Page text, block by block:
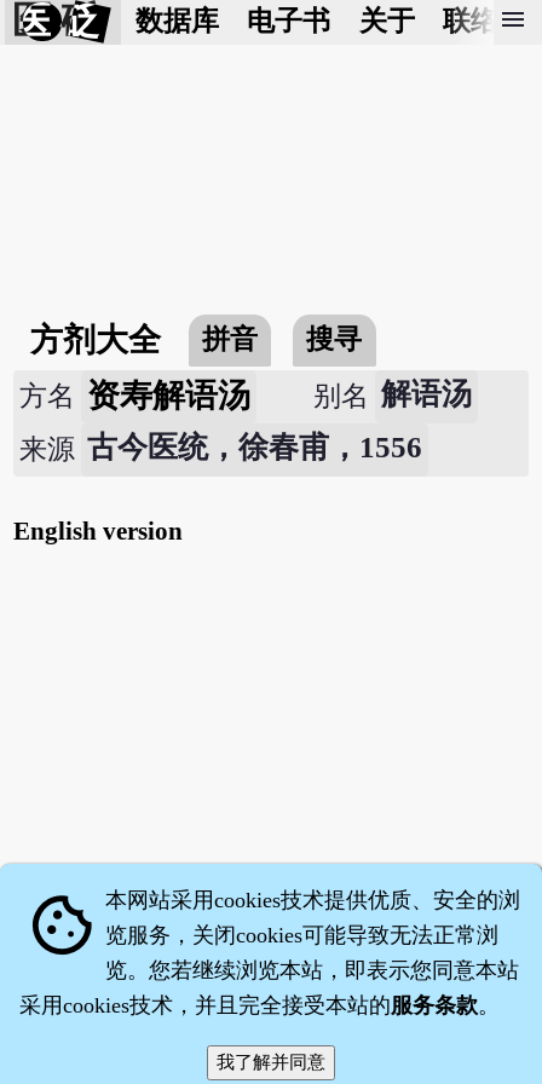
医 砭 数据库 电子书 关于 联络我
menu
方剂大全 拼音
搜寻
方名 资寿解语汤 别名 解语汤
来源 古今医统，徐春甫，1556
English version
·沈药子©2008～2026
cookie 本网站采用cookies技术提供优质、安全的浏
览服务，关闭cookies可能导致无法正常浏
览。您若继续浏览本站，即表示您同意本站
采用cookies技术，并且完全接受本站的服务条款。